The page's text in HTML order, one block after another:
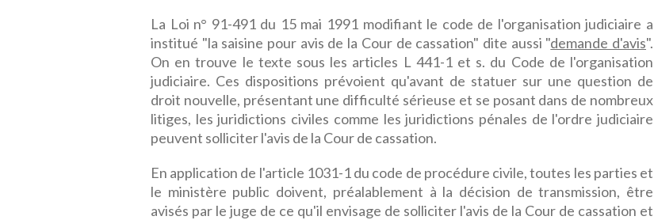
La Loi n° 91-491 du 15 mai 1991 modifiant le code de l'organisation judiciaire a
institué "la saisine pour avis de la Cour de cassation" dite aussi "demande d'avis".
On en trouve le texte sous les articles L 441-1 et s. du Code de l'organisation
judiciaire. Ces dispositions prévoient qu'avant de statuer sur une question de
droit nouvelle, présentant une difficulté sérieuse et se posant dans de nombreux
litiges, les juridictions civiles comme les juridictions pénales de l'ordre judiciaire
peuvent solliciter l'avis de la Cour de cassation.
En application de l'article 1031-1 du code de procédure civile, toutes les parties et
le ministère public doivent, préalablement à la décision de transmission, être
avisés par le juge de ce qu'il envisage de solliciter l'avis de la Cour de cassation et